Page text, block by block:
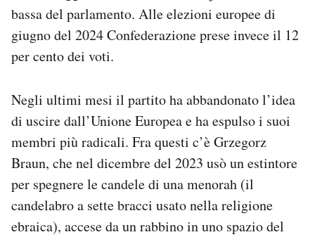
bassa del parlamento. Alle elezioni europee di
giugno del 2024 Confederazione prese invece il 12
per cento dei voti.
Negli ultimi mesi il partito ha abbandonato l’idea
di uscire dall’Unione Europea e ha espulso i suoi
membri più radicali. Fra questi c’è Grzegorz
Braun, che nel dicembre del 2023 usò un estintore
per spegnere le candele di una menorah (il
candelabro a sette bracci usato nella religione
ebraica), accese da un rabbino in uno spazio del